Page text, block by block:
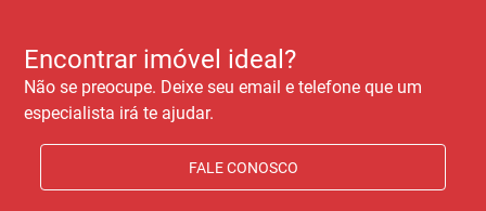
Encontrar imóvel ideal?
Não se preocupe. Deixe seu email e telefone que um
especialista irá te ajudar.
FALE CONOSCO